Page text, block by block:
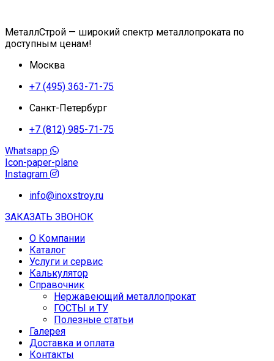
МеталлСтрой — широкий спектр металлопроката по
доступным ценам!
Москва
+7 (495) 363-71-75
Санкт-Петербург
+7 (812) 985-71-75
Whatsapp
Icon-paper-plane
Instagram
info@inoxstroy.ru
ЗАКАЗАТЬ ЗВОНОК
О Компании
Каталог
Услуги и сервис
Калькулятор
Справочник
Нержавеющий металлопрокат
ГОСТЫ и ТУ
Полезные статьи
Галерея
Доставка и оплата
Контакты